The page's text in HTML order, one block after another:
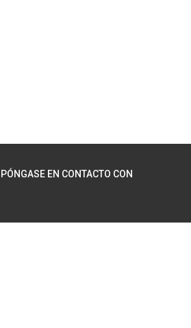
PÓNGASE EN CONTACTO CON